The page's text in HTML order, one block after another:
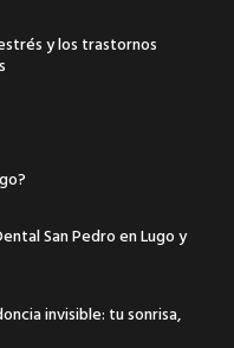
y los trastornos
San Pedro en Lugo y
invisible: tu sonrisa,